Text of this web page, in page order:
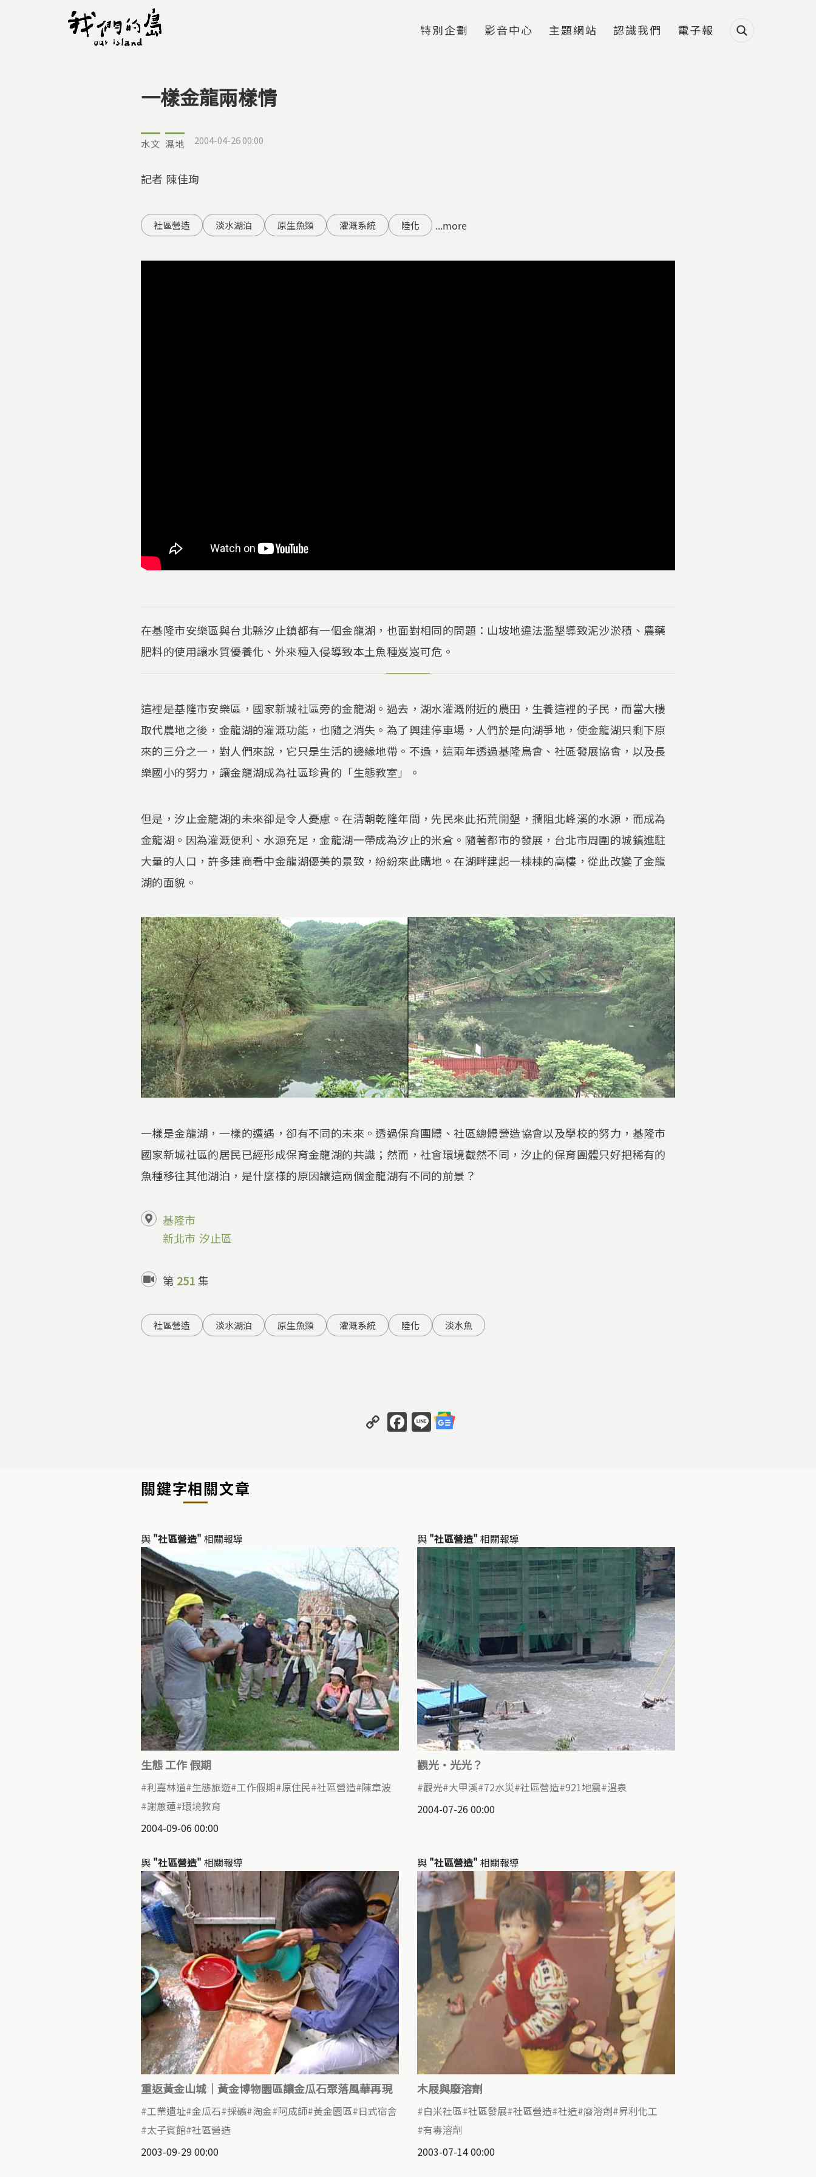
特別企劃 影音中心 主題網站 認識我們 電子報
您在這裡
一樣金龍兩樣情
水文 濕地 2004-04-26 00:00
記者 陳佳珣
社區營造 淡水湖泊 原生魚類 灌溉系統 陸化 ...more
在基隆市安樂區與台北縣汐止鎮都有一個金龍湖，也面對相同的問題：山坡地違法濫墾導致泥沙淤積、農藥
肥料的使用讓水質優養化、外來種入侵導致本土魚種岌岌可危。
這裡是基隆市安樂區，國家新城社區旁的金龍湖。過去，湖水灌溉附近的農田，生養這裡的子民，而當大樓
取代農地之後，金龍湖的灌溉功能，也隨之消失。為了興建停車場，人們於是向湖爭地，使金龍湖只剩下原
來的三分之一，對人們來說，它只是生活的邊緣地帶。不過，這兩年透過基隆鳥會、社區發展協會，以及長
樂國小的努力，讓金龍湖成為社區珍貴的「生態教室」。
但是，汐止金龍湖的未來卻是令人憂慮。在清朝乾隆年間，先民來此拓荒開墾，攔阻北峰溪的水源，而成為
金龍湖。因為灌溉便利、水源充足，金龍湖一帶成為汐止的米倉。隨著都市的發展，台北市周圍的城鎮進駐
大量的人口，許多建商看中金龍湖優美的景致，紛紛來此購地。在湖畔建起一棟棟的高樓，從此改變了金龍
湖的面貌。
一樣是金龍湖，一樣的遭遇，卻有不同的未來。透過保育團體、社區總體營造協會以及學校的努力，基隆市
國家新城社區的居民已經形成保育金龍湖的共識；然而，社會環境截然不同，汐止的保育團體只好把稀有的
魚種移往其他湖泊，是什麼樣的原因讓這兩個金龍湖有不同的前景？
基隆市
新北市 汐止區
第 251集
社區營造 淡水湖泊 原生魚類 灌溉系統 陸化 淡水魚
Copy
Link
Facebook
Line
關鍵字相關文章
與 "社區營造" 相關報導
生態 工作 假期
利嘉林道 生態旅遊 工作假期 原住民 社區營造 陳章波
謝蕙蓮 環境教育
2004-09-06 00:00
與 "社區營造" 相關報導
觀光‧光光？
觀光 大甲溪 72水災 社區營造 921地震 溫泉
2004-07-26 00:00
與 "社區營造" 相關報導
重返黃金山城｜黃金博物園區讓金瓜石聚落風華再現
工業遺址 金瓜石 採礦 淘金 阿成師 黃金園區 日式宿舍
太子賓館 社區營造
2003-09-29 00:00
與 "社區營造" 相關報導
木屐與廢溶劑
白米社區 社區發展 社區營造 社造 廢溶劑 昇利化工
有毒溶劑
2003-07-14 00:00